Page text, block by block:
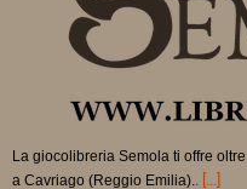
La giocolibreria Semola ti offre
a Cavriago (Reggio Emilia).. [...]